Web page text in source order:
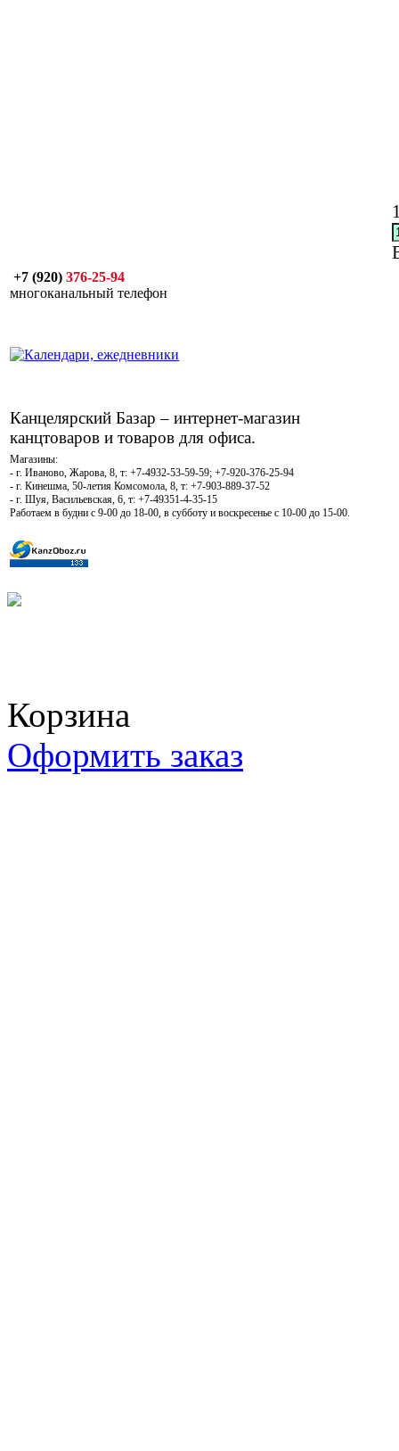
+7 (920) 376-25-94
многоканальный телефон
Канцелярский Базар – интернет-магазин
канцтоваров и товаров для офиса.
Магазины:
- г. Иваново, Жарова, 8, т: +7-4932-53-59-59; +7-920-376-25-94
- г. Кинешма, 50-летия Комсомола, 8, т: +7-903-889-37-52
- г. Шуя, Васильевская, 6, т: +7-49351-4-35-15
Работаем в будни с 9-00 до 18-00, в субботу и воскресенье с 10-00 до 15-00.
Корзина
Оформить заказ